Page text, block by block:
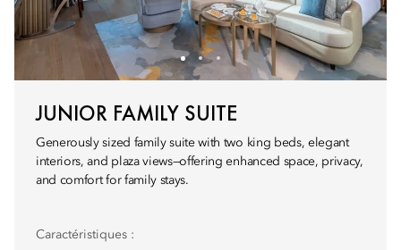
JUNIOR FAMILY SUITE
Generously sized family suite with two king beds, elegant
interiors, and plaza views—offering enhanced space, privacy,
and comfort for family stays.
Caractéristiques :